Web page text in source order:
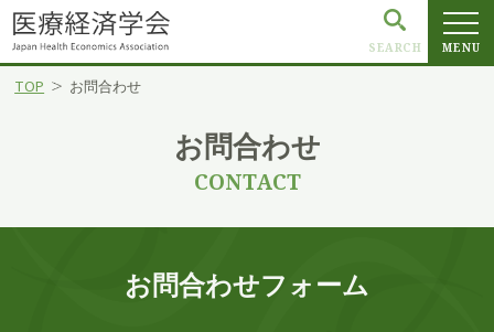
SEARCH MENU
お問合わせ
CONTACT
TOP お問合わせ
お問合わせフォーム